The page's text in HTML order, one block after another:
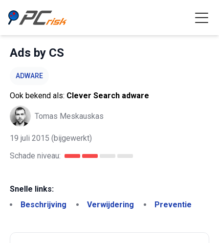
Ads by CS
ADWARE
Ook bekend als: Clever Search adware
Tomas Meskauskas
19 juli 2015 (bijgewerkt)
Schade niveau:
Snelle links:
Beschrijving
Verwijdering Preventie